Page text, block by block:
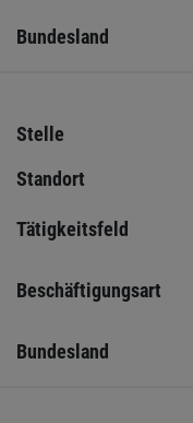
Bundesland
Stelle
Standort
Tätigkeitsfeld
Beschäftigungsart
Bundesland